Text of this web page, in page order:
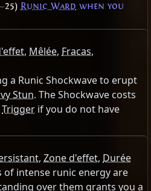
25) Runic Ward when you
, Mêlée, Fracas,
a Runic Shockwave to erupt
Stun. The Shockwave costs
Trigger if you do not have
, Zone d'effet, Durée
of intense runic energy are
over them grants you a